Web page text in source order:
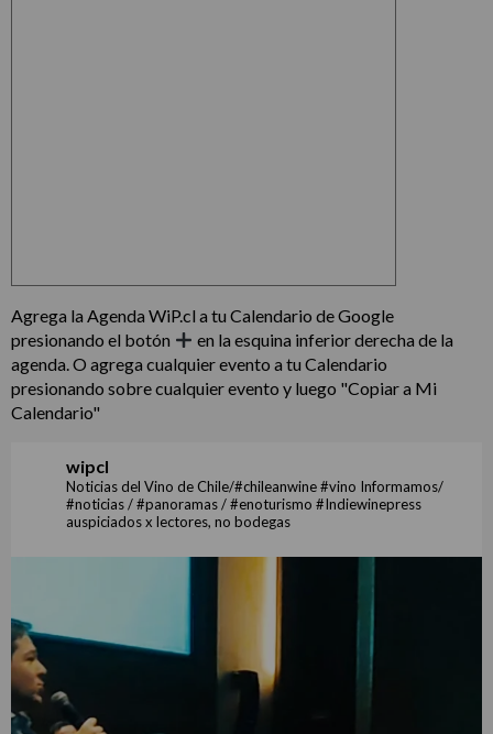
Agrega la Agenda WiP.cl a tu Calendario de Google
presionando el botón
en la esquina inferior derecha de la
agenda. O agrega cualquier evento a tu Calendario
presionando sobre cualquier evento y luego "Copiar a Mi
Calendario"
wipcl
Noticias del Vino de Chile/#chileanwine #vino Informamos/
#noticias / #panoramas / #enoturismo #Indiewinepress
auspiciados x lectores, no bodegas